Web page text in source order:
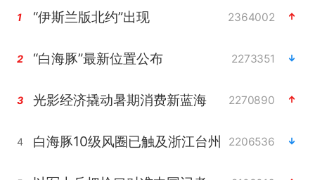
1 “伊斯兰版北约”出现 2364002
2 “白海豚”最新位置公布 2273351
3 光影经济撬动暑期消费新蓝海 2270890
4 白海豚10级风圈已触及浙江台州 2206536